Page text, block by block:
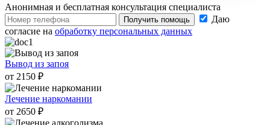
Анонимная и бесплатная консультация специалиста
Получить помощь
Даю
согласие на обработку персональных данных
Вывод из запоя
от 2150 ₽
Лечение наркомании
от 2650 ₽